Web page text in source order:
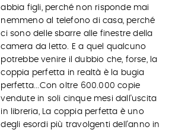
abbia figli, perché non risponde mai
nemmeno al telefono di casa, perché
ci sono delle sbarre alle finestre della
camera da letto. E a quel qualcuno
potrebbe venire il dubbio che, forse, la
coppia perfetta in realtà è la bugia
perfetta...Con oltre 600.000 copie
vendute in soli cinque mesi dall'uscita
in libreria, La coppia perfetta è uno
degli esordi più travolgenti dell'anno in